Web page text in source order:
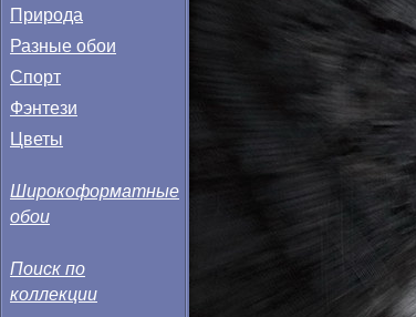
Природа
Разные обои
Спорт
Фэнтези
Цветы
Широкоформатные
обои
Поиск по
коллекции